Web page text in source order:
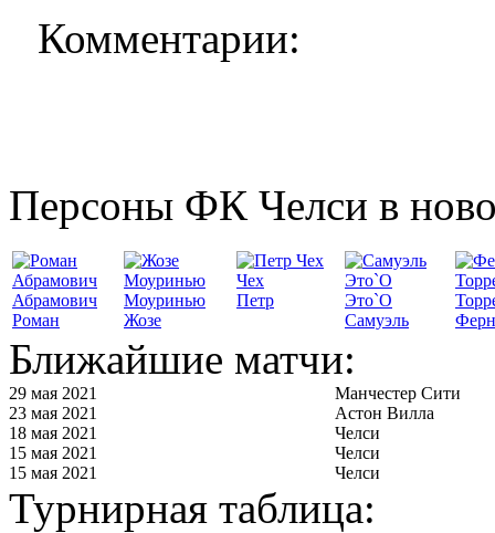
Комментарии:
Персоны ФК Челси в
Абрамович
Роман
Моуринью
Жозе
Чех
Петр
Это`О
Самуэль
Ближайшие матчи:
29 мая 2021
Манчестер Сити
23 мая 2021
Астон Вилла
18 мая 2021
Челси
15 мая 2021
Челси
15 мая 2021
Челси
Турнирная таблица: